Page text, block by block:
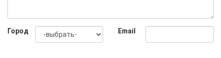
Город Email